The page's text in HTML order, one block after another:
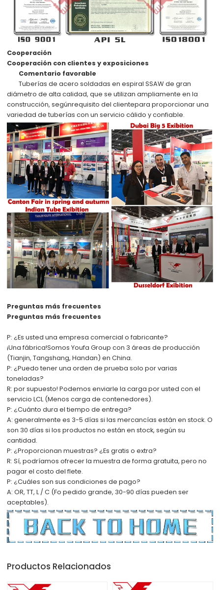
Cooperación
Cooperación con clientes y exposiciones
Comentario favorable
Tuberías de acero soldadas en espiral SSAW de gran
diámetro de alta calidad, que se utilizan ampliamente en la
construcción, segúnrequisito del clientepara proporcionar una
variedad de tuberías con un servicio cálido y confiable.
Preguntas más frecuentes
Preguntas más frecuentes
P: ¿Es usted una empresa comercial o fabricante?
¡Una fábrica!Somos Youfa Group con 3 áreas de producción
(Tianjin, Tangshang, Handan) en China.
P: ¿Puedo tener una orden de prueba solo por varias
toneladas?
R: por supuesto! Podemos enviarle la carga por usted con el
servicio LCL (Menos carga de contenedores).
P: ¿Cuánto dura el tiempo de entrega?
A: generalmente es 3-5 días si las mercancías están en stock. O
son 30 días si los productos no están en stock, según su
cantidad.
P: ¿Proporcionan muestras? ¿Es gratis o extra?
R: Sí, podríamos ofrecer la muestra de forma gratuita, pero no
pagar el costo del flete.
P: ¿Cuáles son sus condiciones de pago?
A: OR, TT, L / C (Fo pedido grande, 30-90 días pueden ser
aceptables).
Productos Relacionados